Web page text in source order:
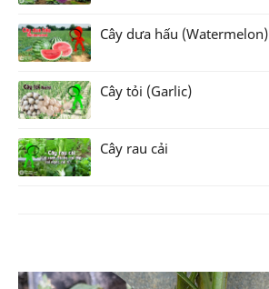
Cây dưa hấu (Watermelon)
Cây tỏi (Garlic)
Cây rau cải